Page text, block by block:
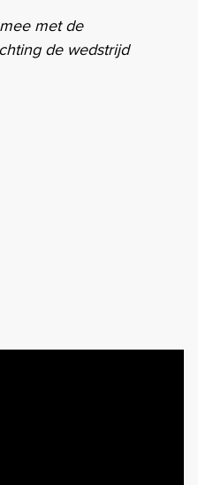
met de
de wedstrijd